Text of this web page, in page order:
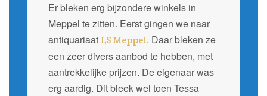
Er bleken erg bijzondere winkels in
Meppel te zitten. Eerst gingen we naar
antiquariaat LS Meppel. Daar bleken ze
een zeer divers aanbod te hebben, met
aantrekkelijke prijzen. De eigenaar was
erg aardig. Dit bleek wel toen Tessa